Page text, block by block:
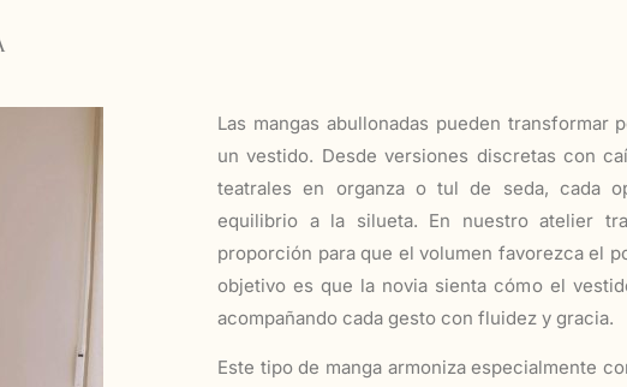
Las mangas abullonadas pueden transformar
un vestido. Desde versiones discretas con
teatrales en organza o tul de seda, cada
equilibrio a la silueta. En nuestro atelier
proporción para que el volumen favorezca el
objetivo es que la novia sienta cómo el
acompañando cada gesto con fluidez y gracia.
Este tipo de manga armoniza especialmente